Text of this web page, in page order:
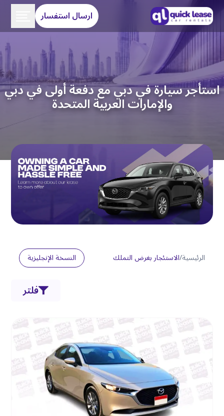
ارسال استفسار
استأجر سيارة في دبي مع دفعة أولى في دبي
والإمارات العربية المتحدة
الرئيسية/الاستئجار بغرض التملك النسخة الإنجليزية
فلتر